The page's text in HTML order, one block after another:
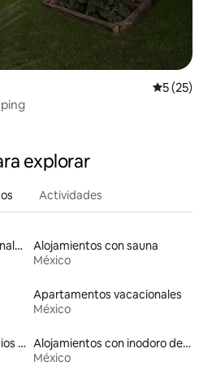
5 (25)
explorar
Actividades
Casas de campo vacacionales
Alojamientos con sauna
México
Apartamentos vacacionales
México
Apartamentos con servicios incluidos vacacionales
Alojamientos con inodoro de altura accesible
México